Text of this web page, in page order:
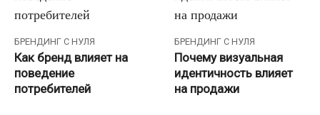
БРЕНДИНГ С НУЛЯ
Как бренд влияет на
поведение
потребителей
БРЕНДИНГ С НУЛЯ
Почему визуальная
идентичность влияет
на продажи